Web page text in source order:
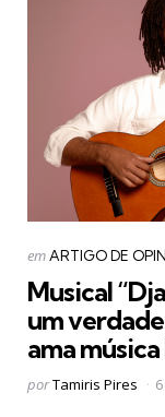
Categorias
Postado
emARTIGO DE
Musical
um
ama
Postado
porTamiris Pires